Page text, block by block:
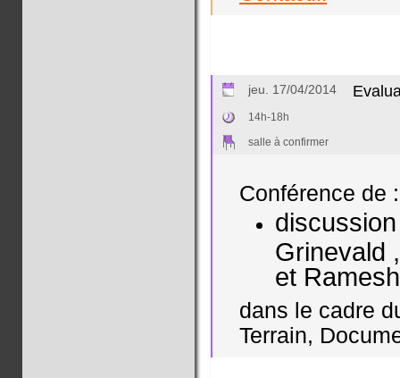
jeu. 17/04/2014
14h-18h
salle à confirmer
Conférence de :
Grinevald
et
dans le cadre
Terrain,